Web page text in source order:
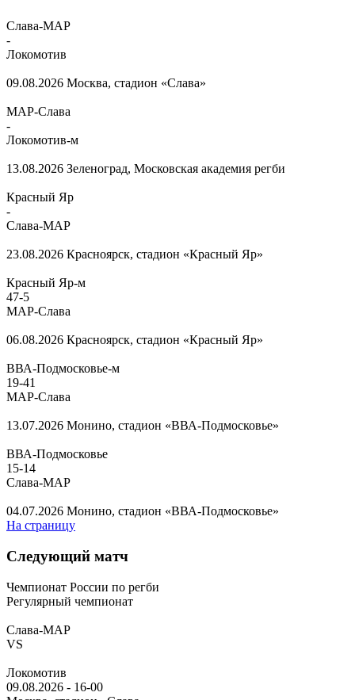
Слава-МАР
-
Локомотив
09.08.2026 Москва, стадион «Слава»
МАР-Слава
-
Локомотив-м
13.08.2026 Зеленоград, Московская академия регби
Красный Яр
-
Слава-МАР
23.08.2026 Красноярск, стадион «Красный Яр»
Красный Яр-м
47-5
МАР-Слава
06.08.2026 Красноярск, стадион «Красный Яр»
ВВА-Подмосковье-м
19-41
МАР-Слава
13.07.2026 Монино, стадион «ВВА-Подмосковье»
ВВА-Подмосковье
15-14
Слава-МАР
04.07.2026 Монино, стадион «ВВА-Подмосковье»
На страницу
Следующий матч
Чемпионат России по регби
Регулярный чемпионат
Слава-МАР
VS
Локомотив
09.08.2026 - 16-00